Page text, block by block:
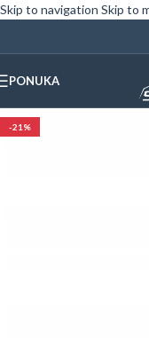
Skip to navigation Skip to
PONUKA
-21%